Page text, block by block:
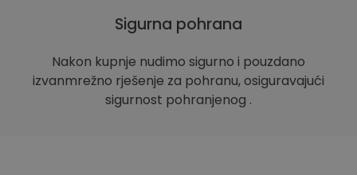
Sigurna pohrana
Nakon kupnje nudimo sigurno i pouzdano
izvanmrežno rješenje za pohranu, osiguravajući
sigurnost pohranjenog .